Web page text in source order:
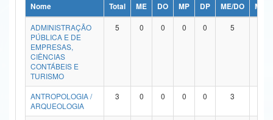
Ministério da Ciência, Tecnologia, Inovações e Comunicações
Ministério do Meio Ambiente
Ministério do Turismo
Ministério do Desenvolvimento Regional
Controladoria-Geral da União
Nome Total ME DO MP DP ME/DO
MP/
ADMINISTRAÇÃO
PÚBLICA E DE
EMPRESAS,
CIÊNCIAS
CONTÁBEIS E
TURISMO
5 0 0 0 0 5
ANTROPOLOGIA /
ARQUEOLOGIA
3 0 0 0 0 3